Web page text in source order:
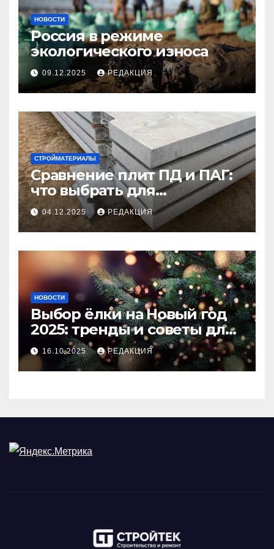
НОВОСТИ
Россия в режиме
экологического износа
09.12.2025 РЕДАКЦИЯ
СТРОЙМАТЕРИАЛЫ
Сравнение плит ПД и ПАГ:
что выбрать для
долговечного и прочного
покрытия
04.12.2025 РЕДАКЦИЯ
НОВОСТИ
Выбор ёлки на Новый год
2025: тренды и советы для
идеального праздника
16.10.2025 РЕДАКЦИЯ